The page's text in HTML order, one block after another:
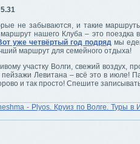
не забываются, и такие
нашего Клуба – это поездка
уже четвёртый год подряд мы
маршрут для семейного отдыха!
участку Волги, свежий воздух,
Левитана – всё это в июле!
и так просто! Спешите